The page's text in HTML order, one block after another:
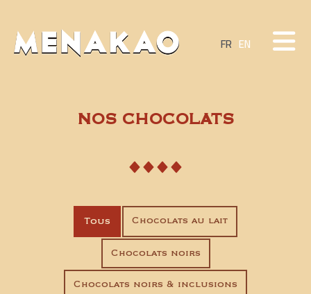
contenu
FR EN
NOS CHOCOLATS
Tous Chocolats au lait
Chocolats noirs
Chocolats noirs & inclusions